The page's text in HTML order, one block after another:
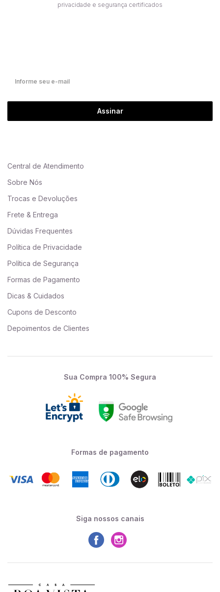
privacidade e segurança certificados
Assinar
Central de Atendimento
Sobre Nós
Trocas e Devoluções
Frete & Entrega
Dúvidas Frequentes
Política de Privacidade
Política de Segurança
Formas de Pagamento
Dicas & Cuidados
Cupons de Desconto
Depoimentos de Clientes
Sua Compra 100% Segura
Formas de pagamento
Siga nossos canais